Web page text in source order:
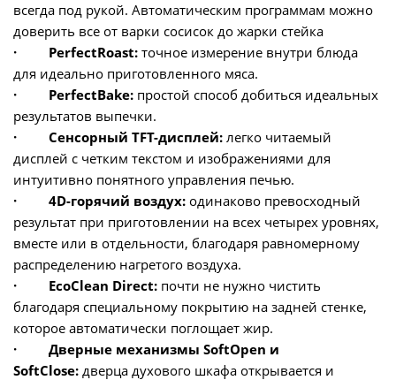
всегда под рукой. Автоматическим программам можно
доверить все от варки сосисок до жарки стейка
· PerfectRoast: точное измерение внутри блюда
для идеально приготовленного мяса.
· PerfectBake: простой способ добиться идеальных
результатов выпечки.
· Сенсорный TFT-дисплей: легко читаемый
дисплей с четким текстом и изображениями для
интуитивно понятного управления печью.
· 4D-горячий воздух: одинаково превосходный
результат при приготовлении на всех четырех уровнях,
вместе или в отдельности, благодаря равномерному
распределению нагретого воздуха.
· EcoClean Direct: почти не нужно чистить
благодаря специальному покрытию на задней стенке,
которое автоматически поглощает жир.
· Дверные механизмы SoftOpen и
SoftClose: дверца духового шкафа открывается и